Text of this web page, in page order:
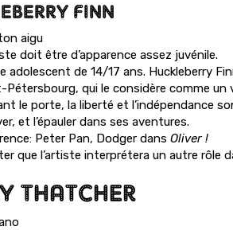
FINN
aigu
doit être d’apparence assez juvénile.
adolescent de 14/17 ans. Huckleberry
Pétersbourg, qui le considère comme un
le porte, la liberté et l’indépendance
et l’épauler dans ses aventures.
Peter Pan, Dodger dans Oliver !
que l’artiste interprétera un autre rôle
THATCHER